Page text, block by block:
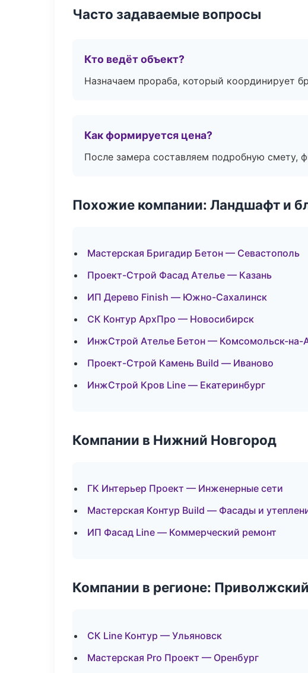
Часто задаваемые вопросы
Кто ведёт объект?
Назначаем прораба, который координирует
Как формируется цена?
После замера составляем подробную смету,
Похожие компании: Ландшафт и
Мастерская Бригадир Бетон — Севастополь
Проект-Строй Фасад Ателье — Казань
ИП Дерево Finish — Южно-Сахалинск
СК Контур АрхПро — Новосибирск
ИнжСтрой Ателье Бетон — Комсомольск-на-
Проект-Строй Камень Build — Иваново
ИнжСтрой Кров Line — Екатеринбург
Компании в Нижний Новгород
ГК Интерьер Проект — Инженерные сети
Мастерская Контур Build — Фасады и
ИП Фасад Line — Коммерческий ремонт
Компании в регионе:
СК Line Контур — Ульяновск
Мастерская Pro Проект — Оренбург